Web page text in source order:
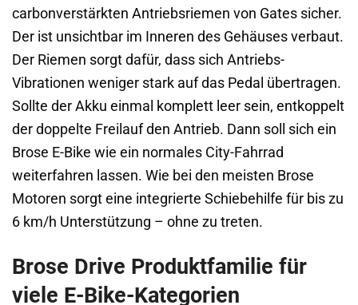
carbonverstärkten Antriebsriemen von Gates sicher.
Der ist unsichtbar im Inneren des Gehäuses verbaut.
Der Riemen sorgt dafür, dass sich Antriebs-
Vibrationen weniger stark auf das Pedal übertragen.
Sollte der Akku einmal komplett leer sein, entkoppelt
der doppelte Freilauf den Antrieb. Dann soll sich ein
Brose E-Bike wie ein normales City-Fahrrad
weiterfahren lassen. Wie bei den meisten Brose
Motoren sorgt eine integrierte Schiebehilfe für bis zu
6 km/h Unterstützung – ohne zu treten.
Brose Drive Produktfamilie für
viele E-Bike-Kategorien